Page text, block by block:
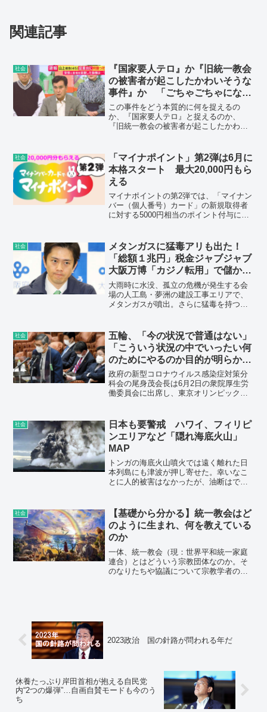
関連記事
社会
『国家要人テロ』か『旧統一教会
の被害者が起こしたかわいそうな
事件』か 「ごちゃごちゃになっ
てはいけない」石原良純さん 安
倍元総理銃撃事件
この事件をどう本質的に何を捉えるの
か、『国家要人テロ』と捉えるのか、
『旧統一教会の被害者が起こしたかわい
社会
「マイナポイント」第2弾は6月に
本格スタート 最大20,000円もら
える
マイナポイントの第2弾では、「マイナン
バー（個人番号）カード」の新規取得者
に対する5000円相当のポイント付与に加
ント付与と、公金受取口座を登録した人
に対する7500円相当のポイント付与が行
われる。
社会
メタンガスに猛毒アリも出た！
「総額１兆円」税金ジャブジャブ
大阪万博「カジノ転用」で儲かる
企業
大雨時に水没、孤立の危機が発生する会
場の人工島・夢洲の建設工事エリアで、
メタンガスが噴出。さらに猛毒を持つ
オン建設の簡易移行も相次いでいる。
社会
五輪、「今の状況で普通はない」
「こういう状況の中でいったい何
のためにやるのか目的が明らかに
なっていない」（尾身茂会長）
政府の新型コロナウイルス感染症対策分
科会の尾身茂会長は6月2日の衆院厚生労
働委員会に出席し、東京オリンピック開
規模をできるだけ小さくし、管理体制を
できるだけ強化するのが主催する人の義
務だ」と主張した。尾身氏の発言は与野
党に波紋を広げている。
社会
日本も要警戒 ハワイ、フィリピ
ンエリアなど「隠れ海底火山」
MAP
トンガの海底火山噴火では遠く離れた日
本列島にも津波が押し寄せた。幸いなこ
とに人的被害はなかったが、油断はでき
だ。日本に100万年以内にできた火山は
300ほどあり、これら全てに噴火リスクが
あると考えなければならない。海底火山
についての詳しい観測データはほとんど
存在せず、どこがいつ噴火するか誰も分
からない状況だ。
社会
【基礎から分かる】統一教会はど
のように生まれ、何を教えている
のか
一体、統一教会（現：世界平和統一家庭
連合）とはどういう宗教団体なのか。そ
のなりたちや協議について宗教学者の櫻
2023政治 国の針路が問われる年だ
休養たっぷり岸田首相が抱える自民党
内“2つの爆弾”…自画自賛モードも今のう
ち